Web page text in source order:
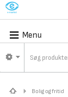
M
Menu
Bolig og fritid